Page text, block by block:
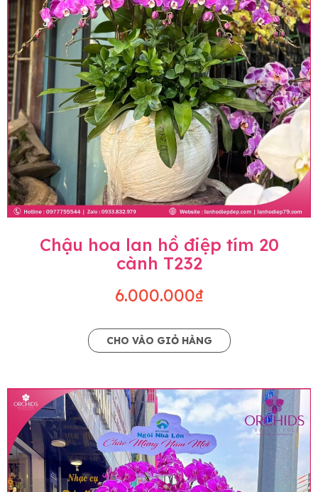
Chậu hoa lan hồ điệp tím 20
cành T232
6.000.000₫
CHO VÀO GIỎ HÀNG